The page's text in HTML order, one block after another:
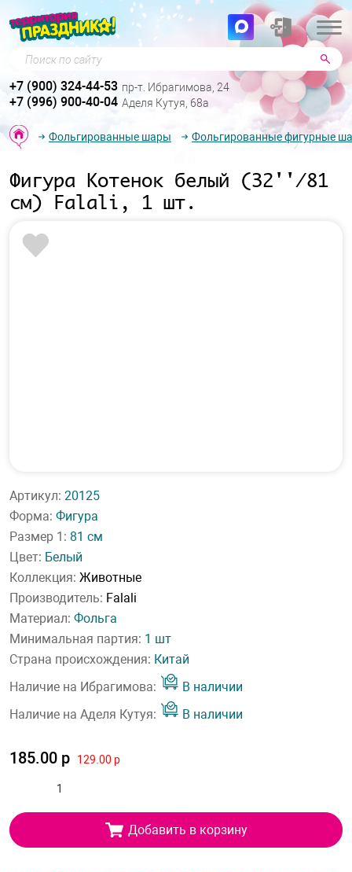
Поиск по сайту
+7 (900) 324-44-53 пр-т. Ибрагимова, 24
+7 (996) 900-40-04 Аделя Кутуя, 68а
Фольгированные шары Фольгированные фигурные
Фигура Котенок белый (32''/81
см) Falali, 1 шт.
Артикул: 20125
Форма: Фигура
Размер 1: 81 см
Цвет: Белый
Коллекция: Животные
Производитель: Falali
Материал: Фольга
Минимальная партия: 1 шт
Страна происхождения: Китай
Наличие на Ибрагимова:
В наличии
Наличие на Аделя Кутуя:
В наличии
185.00 р 129.00 р
Добавить в корзину